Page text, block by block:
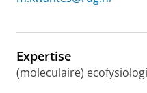
Expertise
(moleculaire)